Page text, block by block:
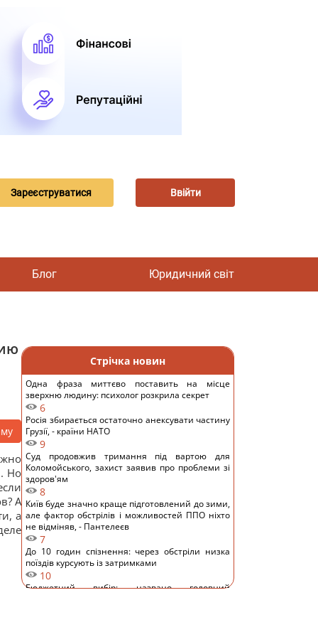
Зареєструватися Ввійти
Блог Юридичний світ
Но
А
а
Стрічка новин
Одна фраза миттєво поставить на місце
зверхню людину: психолог розкрила секрет
6
Росія збирається остаточно анексувати частину
Грузії, - країни НАТО
9
Суд продовжив тримання під вартою для
Коломойського, захист заявив про проблеми зі
здоров'ям
8
Київ буде значно краще підготовлений до зими,
але фактор обстрілів і можливостей ППО ніхто
не відміняв, - Пантелеєв
7
До 10 годин спізнення: через обстріли низка
поїздів курсують із затримками
10
Бюджетний вибір: названо головний